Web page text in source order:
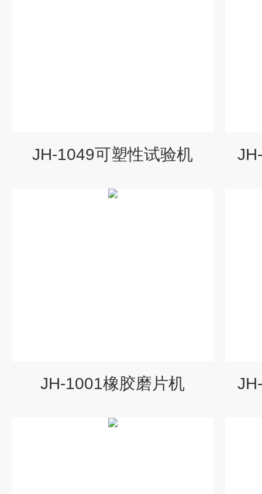
JH-1049可塑性试验机
JH-1001橡胶磨片机